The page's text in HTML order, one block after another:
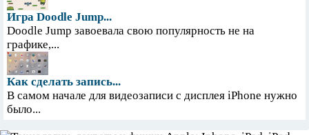
Игра Doodle Jump...
Doodle Jump завоевала свою популярность не на
графике,...
Как сделать запись...
В самом начале для видеозаписи с дисплея iPhone нужно
было...